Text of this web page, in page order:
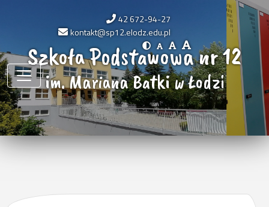
42 672-94-27
kontakt@sp12.elodz.edu.pl
Szkoła Podstawowa nr 12
im. Mariana Batki w Łodzi